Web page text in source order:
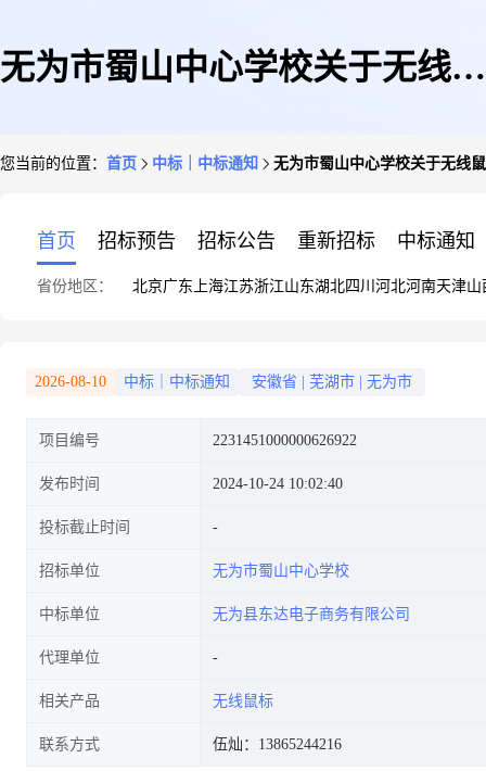
无为市蜀山中心学校关于无线鼠
您当前的位置： 首页 中标｜中标通知 无为市蜀山中心学校关于无线
首页 招标预告 招标公告 重新招标 中标通知
省份地区： 北京广东 上海江苏浙江山东湖北四川 河北河南天津山
2026-08-10 中标｜中标通知 安徽省 芜湖市 无为市
项目编号 2231451000000626922
发布时间 2024-10-24 10:02:40
投标截止时间
招标单位 无为市蜀山中心学校
中标单位 无为县东达电子商务有限公司
代理单位
相关产品 无线鼠标
联系方式 伍灿：13865244216